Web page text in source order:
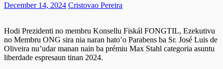
December 14, 2024 Cristovao Pereira
Hodi Prezidenti no membru Konsellu Fiskál FONGTIL, Ezekutivu
no Membru ONG sira nia naran hato’o Parabens ba Sr. José Luis de
Oliveira nu’udar manan nain ba prémiu Max Stahl categoria asuntu
liberdade espresaun tinan 2024.